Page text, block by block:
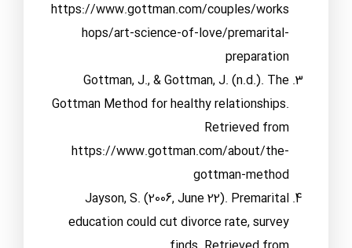
https://www.gottman.com/couples/works
hops/art-science-of-love/premarital-
preparation
Gottman, J., & Gottman, J. (n.d.). The
Gottman Method for healthy relationships.
Retrieved from
https://www.gottman.com/about/the-
gottman-method
Jayson, S. (2006, June 22). Premarital
education could cut divorce rate, survey